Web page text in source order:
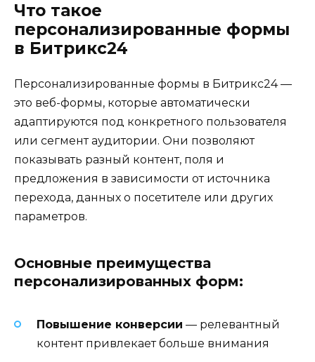
Что такое
персонализированные формы
в Битрикс24
Персонализированные формы в Битрикс24 —
это веб-формы, которые автоматически
адаптируются под конкретного пользователя
или сегмент аудитории. Они позволяют
показывать разный контент, поля и
предложения в зависимости от источника
перехода, данных о посетителе или других
параметров.
Основные преимущества
персонализированных форм:
Повышение конверсии — релевантный
контент привлекает больше внимания